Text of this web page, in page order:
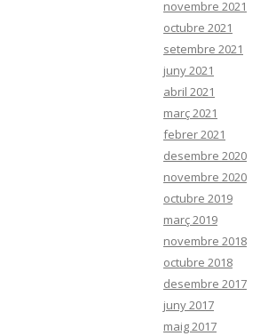
novembre 2021
octubre 2021
setembre 2021
juny 2021
abril 2021
març 2021
febrer 2021
desembre 2020
novembre 2020
octubre 2019
març 2019
novembre 2018
octubre 2018
desembre 2017
juny 2017
maig 2017